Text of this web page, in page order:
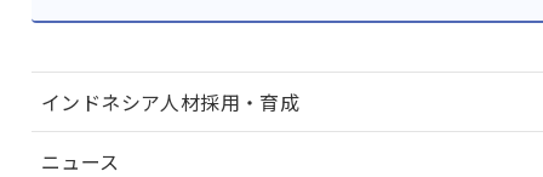
インドネシア人材採用・育成
ニュース